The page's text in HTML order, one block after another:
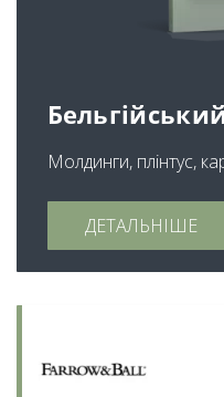
Молдинги, плінтус,
ДЕТАЛЬНІШЕ